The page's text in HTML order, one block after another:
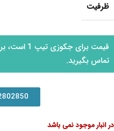
ظرفیت
قیمت برای
تماس بگیرید.
در انبار موجود نمی باشد